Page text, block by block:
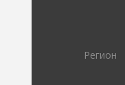
Регион